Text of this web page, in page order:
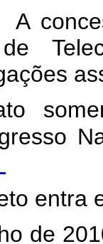
entra
de